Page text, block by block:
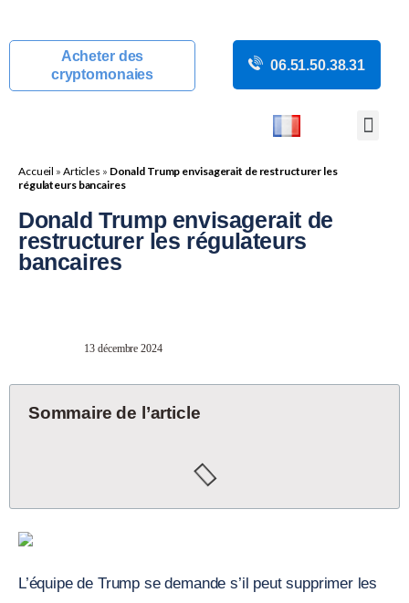
Acheter des
cryptomonaies
06.51.50.38.31
Accueil » Articles » Donald Trump envisagerait de restructurer les
régulateurs bancaires
Donald Trump envisagerait de
restructurer les régulateurs
bancaires
13 décembre 2024
Sommaire de l’article
L’équipe de Trump se demande s’il peut supprimer les